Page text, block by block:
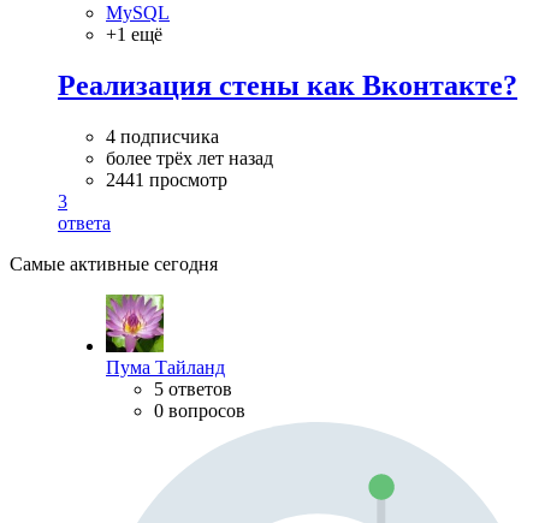
MySQL
+1 ещё
Реализация стены как Вконтакте?
4 подписчика
более трёх лет назад
2441 просмотр
3
ответа
Самые активные сегодня
Пума Тайланд
5 ответов
0 вопросов